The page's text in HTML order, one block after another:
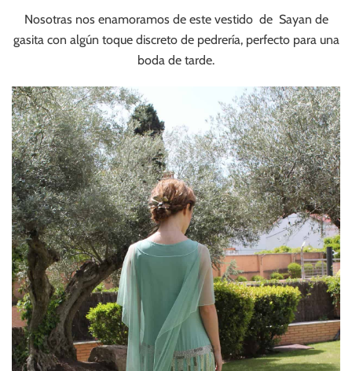
Nosotras nos enamoramos de este vestido de Sayan de
gasita con algún toque discreto de pedrería, perfecto para una
boda de tarde.